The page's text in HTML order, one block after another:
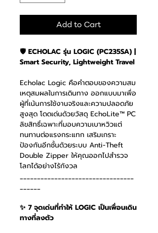
Add to Cart
🛡️ ECHOLAC รุ่น LOGIC (PC235SA) |
Smart Security, Lightweight Travel
Echolac Logic คือคำตอบของความสม
เหตุสมผลในการเดินทาง ออกแบบมาเพื่อ
ผู้ที่เน้นการใช้งานจริงและความปลอดภัย
สูงสุด โดดเด่นด้วยวัสดุ EchoLite™ PC
ลิขสิทธิ์เฉพาะที่มอบความเบาหวิวแต่
ทนทานต่อแรงกระแทก เสริมเกราะ
ป้องกันอีกชั้นด้วยระบบ Anti-Theft
Double Zipper ให้คุณออกไปสำรวจ
โลกได้อย่างไร้กังวล
_________________________________
______
✨ 7 จุดเด่นที่ทำให้ LOGIC เป็นเพื่อนเดิน
ทางที่ลงตัว